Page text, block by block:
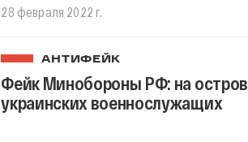
28 февраля 2022 г.
АНТИФЕЙК
Фейк Минобороны РФ: на
украинских военнослужащих